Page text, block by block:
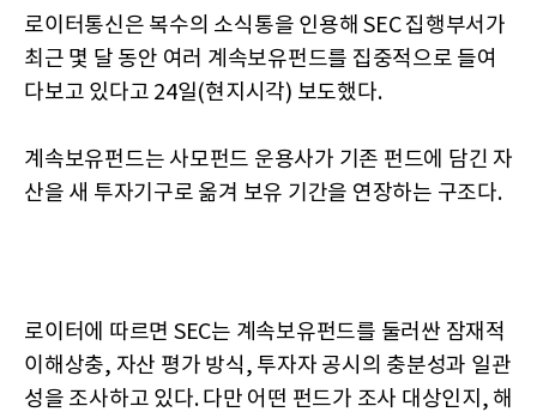
로이터통신은 복수의 소식통을 인용해 SEC 집행부서가
최근 몇 달 동안 여러 계속보유펀드를 집중적으로 들여
다보고 있다고 24일(현지시각) 보도했다.
계속보유펀드는 사모펀드 운용사가 기존 펀드에 담긴 자
산을 새 투자기구로 옮겨 보유 기간을 연장하는 구조다.
로이터에 따르면 SEC는 계속보유펀드를 둘러싼 잠재적
이해상충, 자산 평가 방식, 투자자 공시의 충분성과 일관
성을 조사하고 있다. 다만 어떤 펀드가 조사 대상인지, 해